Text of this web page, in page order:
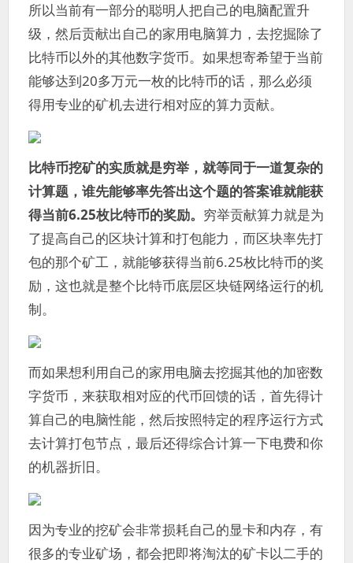
所以当前有一部分的聪明人把自己的电脑配置升
级，然后贡献出自己的家用电脑算力，去挖掘除了
比特币以外的其他数字货币。如果想寄希望于当前
能够达到20多万元一枚的比特币的话，那么必须
得用专业的矿机去进行相对应的算力贡献。
比特币挖矿的实质就是穷举，就等同于一道复杂的
计算题，谁先能够率先答出这个题的答案谁就能获
得当前6.25枚比特币的奖励。 穷举贡献算力就是为
了提高自己的区块计算和打包能力，而区块率先打
包的那个矿工，就能够获得当前6.25枚比特币的奖
励，这也就是整个比特币底层区块链网络运行的机
制。
而如果想利用自己的家用电脑去挖掘其他的加密数
字货币，来获取相对应的代币回馈的话，首先得计
算自己的电脑性能，然后按照特定的程序运行方式
去计算打包节点，最后还得综合计算一下电费和你
的机器折旧。
因为专业的挖矿会非常损耗自己的显卡和内存，有
很多的专业矿场，都会把即将淘汰的矿卡以二手的